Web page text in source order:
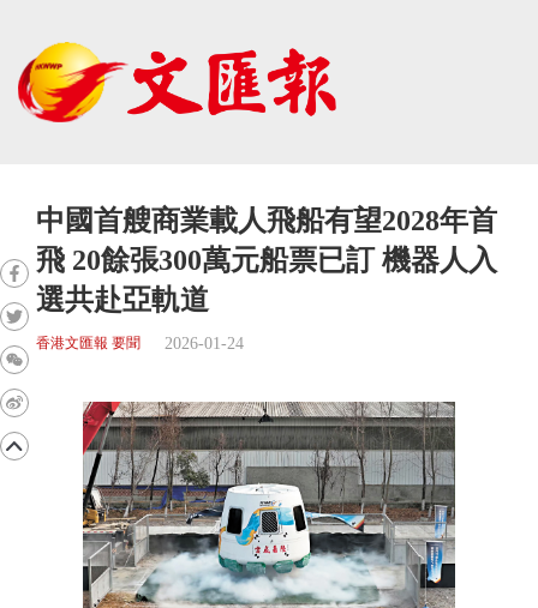
中國首艘商業載人飛船有望2028年首
飛 20餘張300萬元船票已訂 機器人入
選共赴亞軌道
香港文匯報 要聞 2026-01-24